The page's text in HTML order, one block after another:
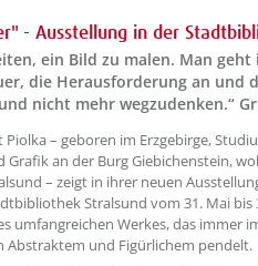
- Ausstellung in der
ein Bild zu malen. Man
die Herausforderung an und
nicht mehr wegzudenken.“
absaetzeOben[1]/titel ???
Piolka – geboren im Erzgebirge,
Grafik an der Burg Giebichenstein,
– zeigt in ihrer neuen
Stralsund vom 31. Mai bis
umfangreichen Werkes, das immer
Abstraktem und Figürlichem pendelt.